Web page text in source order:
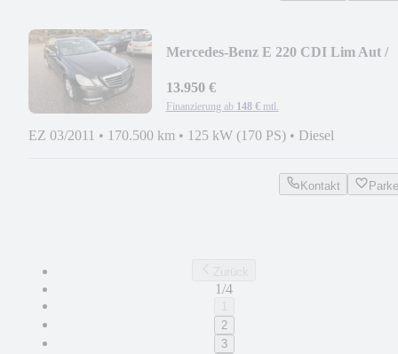
Mercedes-Benz E 220 CDI Lim Aut /
13.950 €
Finanzierung ab 148 € mtl.
EZ 03/2011 • 170.500 km • 125 kW (170 PS) • Diesel
Kontakt
1/4
2
3